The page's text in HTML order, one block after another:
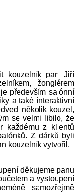
kouzelník pan Jiří
žonglérem
především salónní
a také interaktivní
několik kouzel,
se velmi líbilo, že
každému z klientů
Z dárků byli
kouzelník vytvořil.
děkujeme panu
a vystoupení
samozřejmě